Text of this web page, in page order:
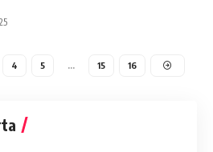
4 5 … 15 16